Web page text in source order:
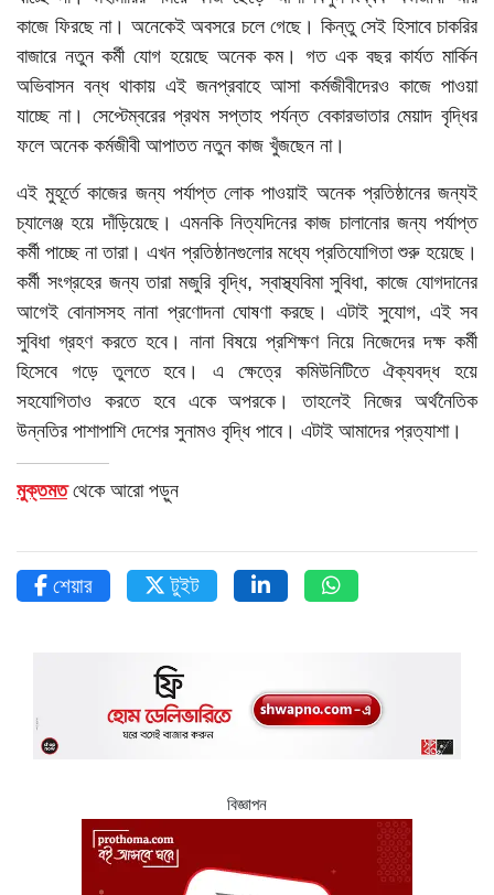
কাজে ফিরছে না। অনেকেই অবসরে চলে গেছে। কিন্তু সেই হিসাবে চাকরির
বাজারে নতুন কর্মী যোগ হয়েছে অনেক কম। গত এক বছর কার্যত মার্কিন
অভিবাসন বন্ধ থাকায় এই জনপ্রবাহে আসা কর্মজীবীদেরও কাজে পাওয়া
যাচ্ছে না। সেপ্টেম্বরের প্রথম সপ্তাহ পর্যন্ত বেকারভাতার মেয়াদ বৃদ্ধির
ফলে অনেক কর্মজীবী আপাতত নতুন কাজ খুঁজছেন না।
এই মুহূর্তে কাজের জন্য পর্যাপ্ত লোক পাওয়াই অনেক প্রতিষ্ঠানের জন্যই
চ্যালেঞ্জ হয়ে দাঁড়িয়েছে। এমনকি নিত্যদিনের কাজ চালানোর জন্য পর্যাপ্ত
কর্মী পাচ্ছে না তারা। এখন প্রতিষ্ঠানগুলোর মধ্যে প্রতিযোগিতা শুরু হয়েছে।
কর্মী সংগ্রহের জন্য তারা মজুরি বৃদ্ধি, স্বাস্থ্যবিমা সুবিধা, কাজে যোগদানের
আগেই বোনাসসহ নানা প্রণোদনা ঘোষণা করছে। এটাই সুযোগ, এই সব
সুবিধা গ্রহণ করতে হবে। নানা বিষয়ে প্রশিক্ষণ নিয়ে নিজেদের দক্ষ কর্মী
হিসেবে গড়ে তুলতে হবে। এ ক্ষেত্রে কমিউনিটিতে ঐক্যবদ্ধ হয়ে
সহযোগিতাও করতে হবে একে অপরকে। তাহলেই নিজের অর্থনৈতিক
উন্নতির পাশাপাশি দেশের সুনামও বৃদ্ধি পাবে। এটাই আমাদের প্রত্যাশা।
মুক্তমতথেকে আরো পড়ুন
শেয়ার টুইট
বিজ্ঞাপন